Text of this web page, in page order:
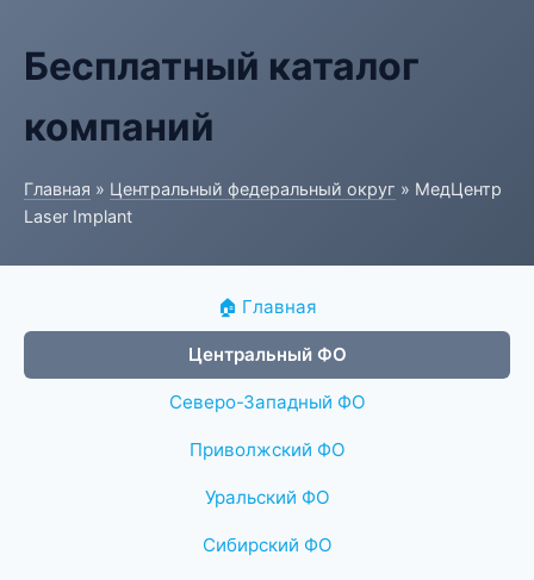
Бесплатный каталог
компаний
Главная » Центральный федеральный округ » МедЦентр
Laser Implant
🏠 Главная
Центральный ФО
Северо-Западный ФО
Приволжский ФО
Уральский ФО
Сибирский ФО